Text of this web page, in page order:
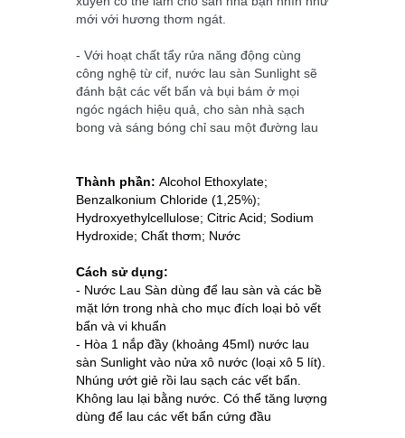
mới với hương thơm ngát.
- Với hoạt chất tẩy rửa năng động cùng
công nghệ từ cif, nước lau sàn Sunlight sẽ
đánh bật các vết bẩn và bụi bám ở mọi
ngóc ngách hiệu quả, cho sàn nhà sạch
bong và sáng bóng chỉ sau một đường lau
Thành phần: Alcohol Ethoxylate;
Benzalkonium Chloride (1,25%);
Hydroxyethylcellulose; Citric Acid; Sodium
Hydroxide; Chất thơm; Nước
Cách sử dụng:
- Nước Lau Sàn dùng để lau sàn và các bề
mặt lớn trong nhà cho mục đích loại bỏ vết
bẩn và vi khuẩn
- Hòa 1 nắp đầy (khoảng 45ml) nước lau
sàn Sunlight vào nửa xô nước (loại xô 5 lít).
Nhúng ướt giẻ rồi lau sạch các vết bẩn.
Không lau lại bằng nước. Có thể tăng lượng
dùng để lau các vết bẩn cứng đầu